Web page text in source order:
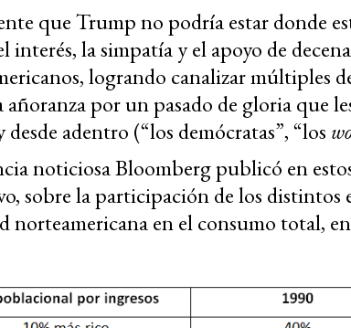
que Trump no podría estar donde
interés, la simpatía y el apoyo de
logrando canalizar múltiples
añoranza por un pasado de gloria que
desde adentro (“los demócratas”, “los
noticiosa Bloomberg publicó en
sobre la participación de los distintos
norteamericana en el consumo total,